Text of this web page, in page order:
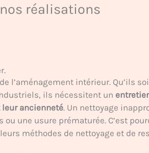
réalisations
l’aménagement intérieur. Qu’ils
ils nécessitent un
ancienneté. Un nettoyage
une usure prématurée. C’est
méthodes de nettoyage et de